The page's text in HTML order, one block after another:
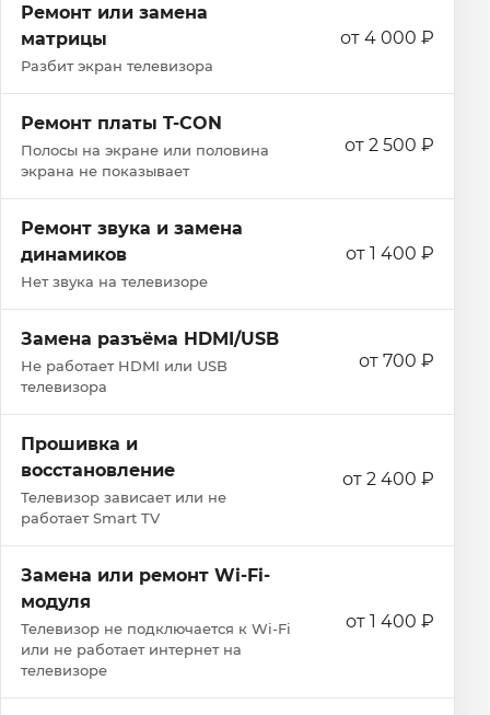
Ремонт или замена
матрицы
Разбит экран телевизора
от 4 000 ₽
Ремонт платы T-CON
Полосы на экране или половина
экрана не показывает
от 2 500 ₽
Ремонт звука и замена
динамиков
Нет звука на телевизоре
от 1 400 ₽
Замена разъёма HDMI/USB
Не работает HDMI или USB
телевизора
от 700 ₽
Прошивка и
восстановление
Телевизор зависает или не
работает Smart TV
от 2 400 ₽
Замена или ремонт Wi‑Fi-
модуля
Телевизор не подключается к Wi‑Fi
или не работает интернет на
телевизоре
от 1 400 ₽